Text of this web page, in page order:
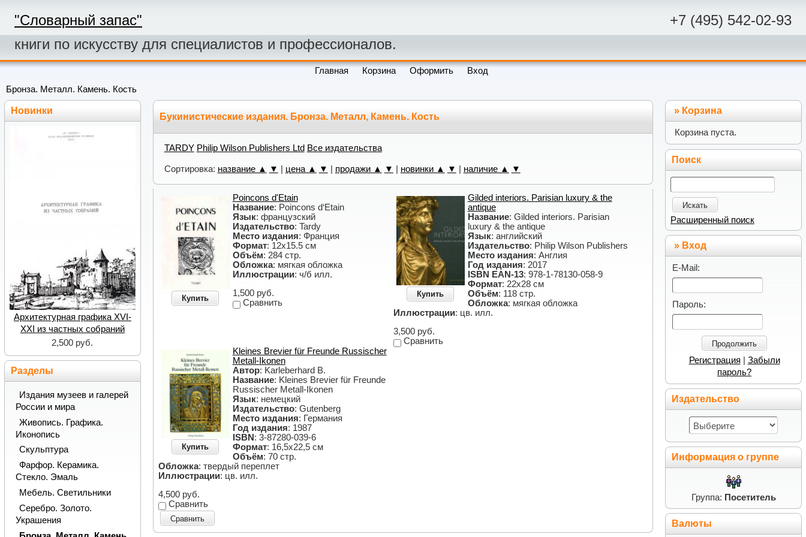
"Словарный запас"
книги по искусству для специалистов и профессионалов.
+7 (495) 542-02-93
Главная Корзина Оформить
Вход
Бронза. Металл. Камень. Кость
Букинистические издания. Бронза. Металл, Камень. Кость
TARDY Philip Wilson Publishers Ltd Все издательства
Сортировка: название ▲ ▼ цена ▲ ▼ продажи ▲ ▼ новинки ▲ ▼ наличие ▲ ▼
Купить
Poincons d'Etain
Название: Poincons d‘Etain
Язык: французский
Издательство: Tardy
Место издания: Франция
Формат: 12х15.5 см
Объём: 284 стр.
Обложка: мягкая обложка
Иллюстрации: ч/б илл.
1,500 руб.
Сравнить
Купить
Gilded interiors. Parisian luxury & the
antique
Название: Gilded interiors. Parisian
luxury & the antique
Язык: английский
Издательство: Philip Wilson Publishers
Место издания: Англия
Год издания: 2017
ISBN EAN-13: 978-1-78130-058-9
Формат: 22х28 см
Объём: 118 стр.
Обложка: мягкая обложка
Иллюстрации: цв. илл.
3,500 руб.
Сравнить
Купить
Kleines Brevier für Freunde Russischer
Metall-Ikonen
Автор: Karleberhard B.
Название: Kleines Brevier für Freunde
Russischer Metall-Ikonen
Язык: немецкий
Издательство: Gutenberg
Место издания: Германия
Год издания: 1987
ISBN : 3-87280-039-6
Формат: 16,5х22,5 см
Объём: 70 стр.
Обложка: твердый переплет
Иллюстрации: цв. илл.
4,500 руб.
Сравнить
Сравнить
Новинки
Архитектурная графика XVI-
XXI из частных собраний
2,500 руб.
Разделы
Издания музеев и галерей
России и мира
Живопись. Графика.
Иконопись
Скульптура
Фарфор. Керамика.
Стекло. Эмаль
Мебель. Светильники
Серебро. Золото.
Украшения
» Корзина
Корзина пуста.
Поиск
Искать
Расширенный поиск
» Вход
E-Mail:
Пароль:
Продолжить
Регистрация
Забыли
пароль?
Издательство
Информация о группе
Группа: Посетитель
Валюты